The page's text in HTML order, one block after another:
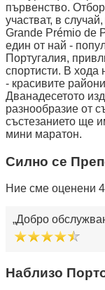
първенство.
участват, в
Grande Prémio de
един от най -
Португалия,
спортисти. В хода
- красивите
Дванадесетото
разнообразие от
състезанието ще
мини маратон.
Силно се
Ние сме оценени
Добро
Наблизо